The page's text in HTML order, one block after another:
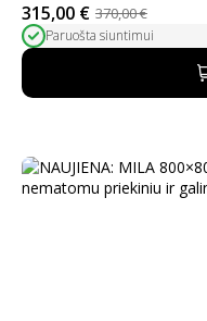
370,00€
Pradinė
kaina
buvo:
370,00 €.
315,00 €
Dabartinė
kaina
yra:
315,00 €.
Paruošta siuntimui